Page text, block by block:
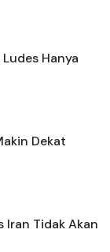
Hanya
Dekat
Iran Tidak Akan